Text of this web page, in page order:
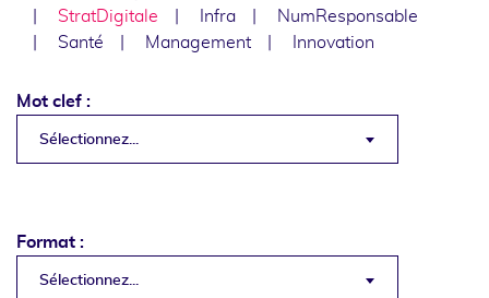
StratDigitale
Infra
NumResponsable
Santé
Management Innovation
Mot clef :
Sélectionnez...
Format :
Sélectionnez...